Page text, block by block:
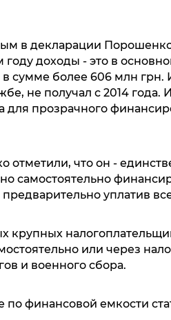
в декларации Порошенко
доходы - это в
сумме более 606 млн грн.
не получал с 2014 года.
для прозрачного
отметили, что он -
самостоятельно
уплатив
крупных
или через
и военного сбора.
по финансовой емкости